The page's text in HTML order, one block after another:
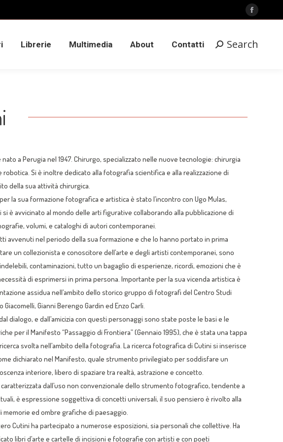
Facebook
opens
Librerie Multimedia About Contatti Search:Search
nato a Perugia nel 1947. Chirurgo, specializzato nelle nuove tecnologie: chirurgia
robotica. Si è inoltre dedicato alla fotografia scientifica e alla realizzazione di
della sua attività chirurgica.
la sua formazione fotografica e artistica è stato l’incontro con Ugo Mulas,
si è avvicinato al mondo delle arti figurative collaborando alla pubblicazione di
volumi, e cataloghi di autori contemporanei.
avvenuti nel periodo della sua formazione e che lo hanno portato in prima
un collezionista e conoscitore dell’arte e degli artisti contemporanei, sono
contaminazioni, tutto un bagaglio di esperienze, ricordi, emozioni che è
di esprimersi in prima persona. Importante per la sua vicenda artistica è
assidua nell’ambito dello storico gruppo di fotografi del Centro Studi
Giacomelli, Gianni Berengo Gardin ed Enzo Carli.
dialogo, e dall’amicizia con questi personaggi sono state poste le basi e le
per il Manifesto “Passaggio di Frontiera” (Gennaio 1995), che è stata una tappa
svolta nell’ambito della fotografia. La ricerca fotografica di Cutini si inserisce
dichiarato nel Manifesto, quale strumento privilegiato per soddisfare un
interiore, libero di spaziare tra realtà, astrazione e concetto.
dall’uso non convenzionale dello strumento fotografico, tendente a
è espressione soggettiva di concetti universali, il suo pensiero è rivolto alla
memorie ed ombre grafiche di paesaggio.
Cutini ha partecipato a numerose esposizioni, sia personali che collettive. Ha
libri d’arte e cartelle di incisioni e fotografie con artisti e con poeti
Librerie Multimedia About Contatti Search:Search